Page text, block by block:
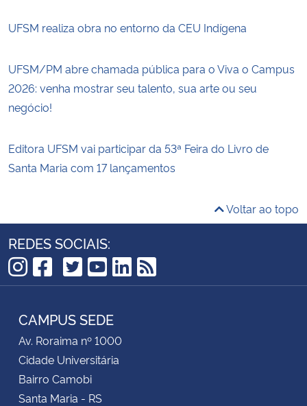
UFSM realiza obra no entorno da CEU Indígena
UFSM/PM abre chamada pública para o Viva o Campus
2026: venha mostrar seu talento, sua arte ou seu
negócio!
Editora UFSM vai participar da 53ª Feira do Livro de
Santa Maria com 17 lançamentos
Voltar ao topo
REDES SOCIAIS:
Instagram
Facebook
TikTok
Twitter
YouTube
LinkedIn
RSS
CAMPUS SEDE
Av. Roraima nº 1000
Cidade Universitária
Bairro Camobi
Santa Maria - RS